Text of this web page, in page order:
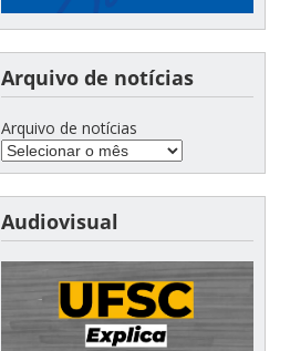
Arquivo de notícias
Arquivo de notícias
Audiovisual